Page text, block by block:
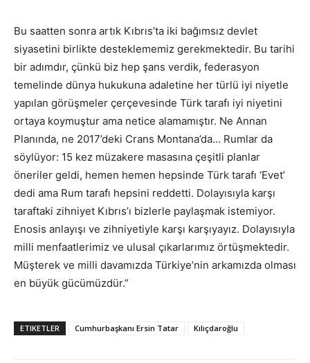
Bu saatten sonra artık Kıbrıs’ta iki bağımsız devlet
siyasetini birlikte desteklememiz gerekmektedir. Bu tarihi
bir adımdır, çünkü biz hep şans verdik, federasyon
temelinde dünya hukukuna adaletine her türlü iyi niyetle
yapılan görüşmeler çerçevesinde Türk tarafı iyi niyetini
ortaya koymuştur ama netice alamamıştır. Ne Annan
Planında, ne 2017’deki Crans Montana’da… Rumlar da
söylüyor: 15 kez müzakere masasına çeşitli planlar
öneriler geldi, hemen hemen hepsinde Türk tarafı ‘Evet’
dedi ama Rum tarafı hepsini reddetti. Dolayısıyla karşı
taraftaki zihniyet Kıbrıs’ı bizlerle paylaşmak istemiyor.
Enosis anlayışı ve zihniyetiyle karşı karşıyayız. Dolayısıyla
milli menfaatlerimiz ve ulusal çıkarlarımız örtüşmektedir.
Müşterek ve milli davamızda Türkiye’nin arkamızda olması
en büyük gücümüzdür.”
ETIKETLER Cumhurbaşkanı Ersin Tatar Kılıçdaroğlu